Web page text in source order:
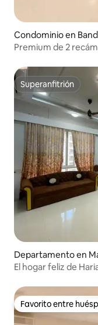
Condominio en
Premium de 2
Superanfitrión
Superanfitrión
Departamento en
El hogar feliz de
Favorito entre
Favorito entre